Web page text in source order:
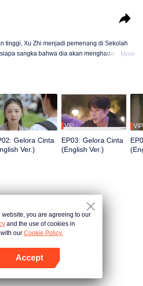
tinggi, Xu Zhi menjadi pemenang di Sekolah
sangka bahwa dia akan menghadapi
More
Gelora Cinta
Ver.)
VIP
EP03: Gelora Cinta
(English Ver.)
VIP
Cinta
Cinta
website, you are agreeing to our
and the use of cookies in
our Cookie Policy.
Accept